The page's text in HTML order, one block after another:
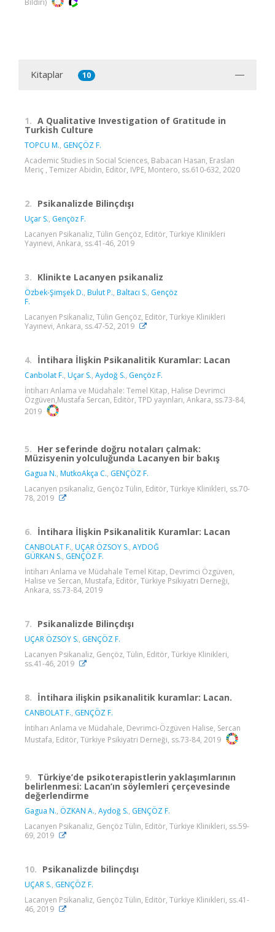
Kitaplar 10
1. A Qualitative Investigation of Gratitude in
Turkish Culture
TOPCU M., GENÇÖZ F.
Academic Studies in Social Sciences, Babacan Hasan, Eraslan
Meriç , Temizer Abidin, Editör, IVPE, Montero, ss.610-632, 2020
2. Psikanalizde Bilinçdışı
Uçar S., Gençöz F.
Lacanyen Psikanaliz, Tülin Gençöz, Editör, Türkiye Klinikleri
Yayınevi, Ankara, ss.41-46, 2019
3. Klinikte Lacanyen psikanaliz
Özbek-Şimşek D., Bulut P., Baltacı S., Gençöz
F.
Lacanyen Psikanaliz, Tülin Gençöz, Editör, Türkiye Klinikleri
Yayınevi, Ankara, ss.47-52, 2019
4. İntihara İlişkin Psikanalitik Kuramlar: Lacan
Canbolat F., Uçar S., Aydoğ S., Gençöz F.
İntiharı Anlama ve Müdahale: Temel Kitap, Halise Devrimci
Özgüven,Mustafa Sercan, Editör, TPD yayınları, Ankara, ss.73-84,
2019
5. Her seferinde doğru notaları çalmak:
Müzisyenin yolculuğunda Lacanyen bir bakış
Gagua N., MutkoAkça C., GENÇÖZ F.
Lacanyen psikanaliz, Gençöz Tülin, Editör, Türkiye Klinikleri, ss.70-
78, 2019
6. İntihara İlişkin Psikanalitik Kuramlar: Lacan
CANBOLAT F., UÇAR ÖZSOY S., AYDOĞ
GÜRKAN S., GENÇÖZ F.
İntiharı Anlama ve Müdahale Temel Kitap, Devrimci Özgüven,
Halise ve Sercan, Mustafa, Editör, Türkiye Psikiyatri Derneği,
Ankara, ss.73-84, 2019
7. Psikanalizde Bilinçdışı
UÇAR ÖZSOY S., GENÇÖZ F.
Lacanyen Psikanaliz, Gençöz, Tülin, Editör, Türkiye Klinikleri,
ss.41-46, 2019
8. İntihara ilişkin psikanalitik kuramlar: Lacan.
CANBOLAT F., GENÇÖZ F.
İntiharı Anlama ve Müdahale, Devrimci-Özgüven Halise, Sercan
Mustafa, Editör, Türkiye Psikiyatri Derneği, ss.73-84, 2019
9. Türkiye’de psikoterapistlerin yaklaşımlarının
belirlenmesi: Lacan’ın söylemleri çerçevesinde
değerlendirme
Gagua N., ÖZKAN A., Aydoğ S., GENÇÖZ F.
Lacanyen Psikanaliz, Gençöz Tülin, Editör, Türkiye Klinikleri, ss.59-
69, 2019
10. Psikanalizde bilinçdışı
UÇAR S., GENÇÖZ F.
Lacanyen Psikanaliz, Gençöz Tülin, Editör, Türkiye Klinikleri, ss.41-
46, 2019